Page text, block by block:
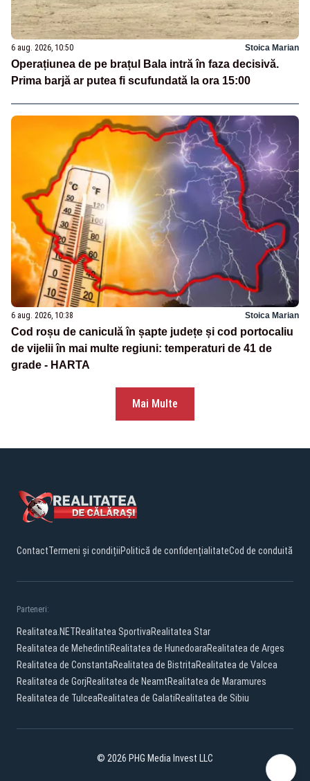
6 aug. 2026, 10:50 Stoica Marian
Operațiunea de pe brațul Bala intră în faza decisivă.
Prima barjă ar putea fi scufundată la ora 15:00
6 aug. 2026, 10:38 Stoica Marian
Cod roșu de caniculă în șapte județe și cod portocaliu
de vijelii în mai multe regiuni: temperaturi de 41 de
grade - HARTA
Mai Multe
ContactTermeni și condițiiPolitică de confidențialitateCod de conduită
Parteneri:
Realitatea.NETRealitatea SportivaRealitatea Star
Realitatea de MehedintiRealitatea de HunedoaraRealitatea de Arges
Realitatea de ConstantaRealitatea de BistritaRealitatea de Valcea
Realitatea de GorjRealitatea de NeamtRealitatea de Maramures
Realitatea de TulceaRealitatea de GalatiRealitatea de Sibiu
© 2026 PHG Media Invest LLC